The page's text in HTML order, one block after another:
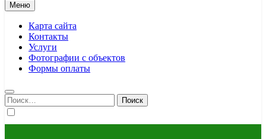
Меню
Карта сайта
Контакты
Услуги
Фотографии с объектов
Формы оплаты
Найти: